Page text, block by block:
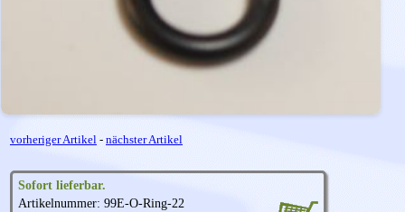
vorheriger Artikel - nächster Artikel
Sofort lieferbar.
Artikelnummer: 99E-O-Ring-22